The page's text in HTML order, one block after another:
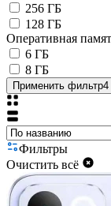
256 ГБ
128 ГБ
Оперативная
6 ГБ
8 ГБ
Применить фильтр4
Фильтры
Очистить всё